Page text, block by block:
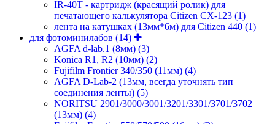
IR-40T - картридж (красящий ролик) для
печатающего калькулятора Citizen CX-123 (1)
лента на катушках (13мм*6м) для Citizen 440 (1)
для фотоминилабов (14)
AGFA d-lab.1 (8мм) (3)
Konica R1, R2 (10мм) (2)
Fujifilm Frontier 340/350 (11мм) (4)
AGFA D-Lab-2 (13мм, всегда уточнять тип
соединения ленты) (5)
NORITSU 2901/3000/3001/3201/3301/3701/3702
(13мм) (4)